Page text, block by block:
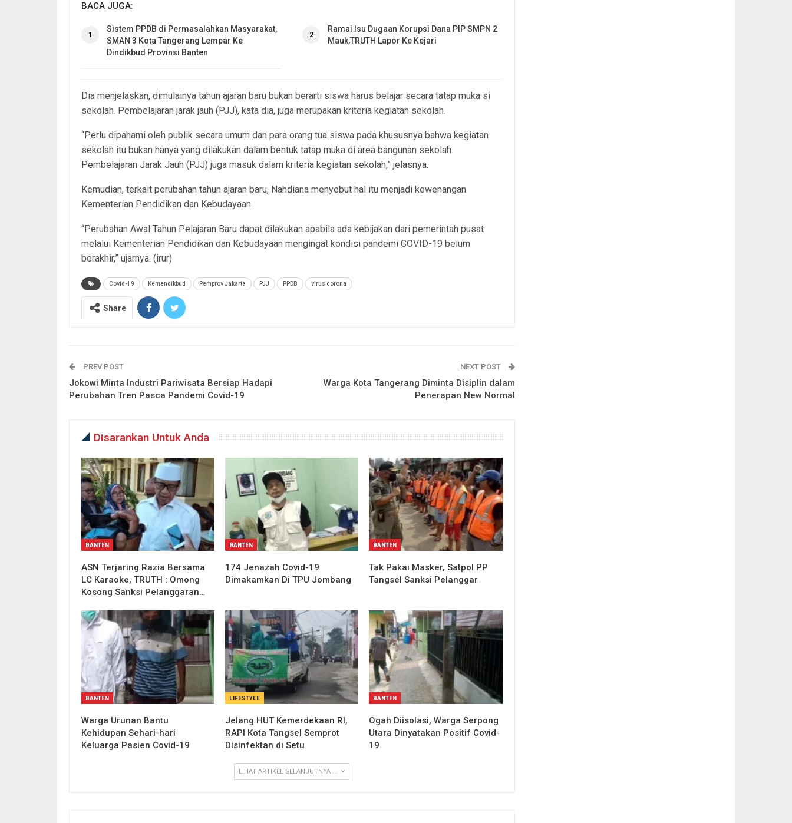
BACA JUGA:
1
Sistem PPDB di Permasalahkan Masyarakat,
SMAN 3 Kota Tangerang Lempar Ke
Dindikbud Provinsi Banten
2
Ramai Isu Dugaan Korupsi Dana PIP SMPN 2
Mauk,TRUTH Lapor Ke Kejari
Dia menjelaskan, dimulainya tahun ajaran baru bukan berarti siswa harus belajar secara tatap muka si
sekolah. Pembelajaran jarak jauh (PJJ), kata dia, juga merupakan kriteria kegiatan sekolah.
“Perlu dipahami oleh publik secara umum dan para orang tua siswa pada khususnya bahwa kegiatan
sekolah itu bukan hanya yang dilakukan dalam bentuk tatap muka di area bangunan sekolah.
Pembelajaran Jarak Jauh (PJJ) juga masuk dalam kriteria kegiatan sekolah,” jelasnya.
Kemudian, terkait perubahan tahun ajaran baru, Nahdiana menyebut hal itu menjadi kewenangan
Kementerian Pendidikan dan Kebudayaan.
“Perubahan Awal Tahun Pelajaran Baru dapat dilakukan apabila ada kebijakan dari pemerintah pusat
melalui Kementerian Pendidikan dan Kebudayaan mengingat kondisi pandemi COVID-19 belum
berakhir,” ujarnya. (irur)
Covid-19 Kemendikbud Pemprov Jakarta PJJ PPDB virus corona
Share
PREV POST
Jokowi Minta Industri Pariwisata Bersiap Hadapi
Perubahan Tren Pasca Pandemi Covid-19
NEXT POST
Warga Kota Tangerang Diminta Disiplin dalam
Penerapan New Normal
Disarankan Untuk Anda
BANTEN
ASN Terjaring Razia Bersama
LC Karaoke, TRUTH : Omong
Kosong Sanksi Pelanggaran…
BANTEN
174 Jenazah Covid-19
Dimakamkan Di TPU Jombang
BANTEN
Tak Pakai Masker, Satpol PP
Tangsel Sanksi Pelanggar
BANTEN
Warga Urunan Bantu
Kehidupan Sehari-hari
Keluarga Pasien Covid-19
LIFESTYLE
Jelang HUT Kemerdekaan RI,
RAPI Kota Tangsel Semprot
Disinfektan di Setu
BANTEN
Ogah Diisolasi, Warga Serpong
Utara Dinyatakan Positif Covid-
19
LIHAT ARTIKEL SELANJUTNYA ...